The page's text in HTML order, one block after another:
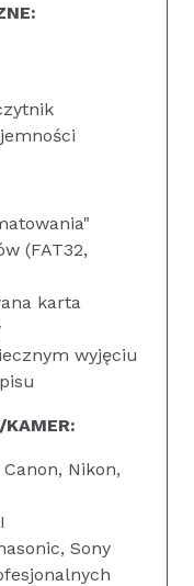
(FAT32,
karta
wyjęciu
KAMER:
Nikon,
Sony